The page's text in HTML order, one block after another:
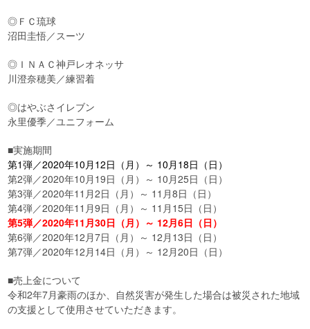
◎ＦＣ琉球
沼田圭悟／スーツ
◎ＩＮＡＣ神戸レオネッサ
川澄奈穂美／練習着
◎はやぶさイレブン
永里優季／ユニフォーム
■実施期間
第1弾／2020年10月12日（月）～ 10月18日（日）
第2弾／2020年10月19日（月）～ 10月25日（日）
第3弾／2020年11月2日（月）～ 11月8日（日）
第4弾／2020年11月9日（月）～ 11月15日（日）
第5弾／2020年11月30日（月）～ 12月6日（日）
第6弾／2020年12月7日（月）～ 12月13日（日）
第7弾／2020年12月14日（月）～ 12月20日（日）
■売上金について
令和2年7月豪雨のほか、自然災害が発生した場合は被災された地域
の支援として使用させていただきます。